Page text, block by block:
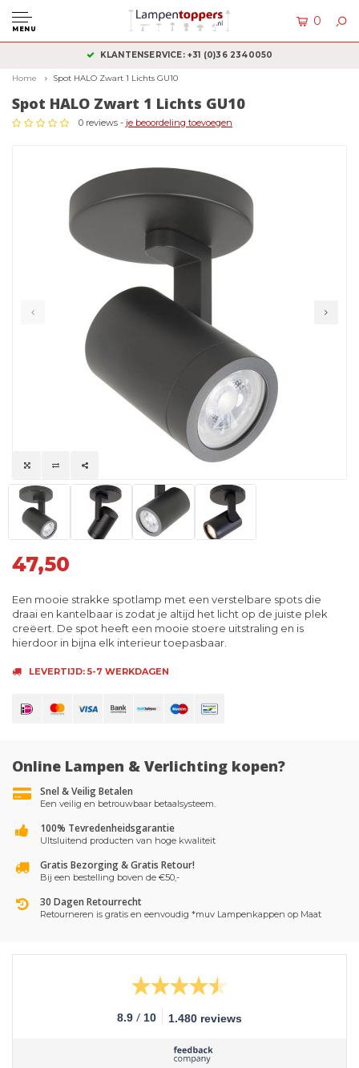
MENU
0
KLANTENSERVICE: +31 (0)36 2340050
Home Spot HALO Zwart 1 Lichts GU10
Spot HALO Zwart 1 Lichts GU10
0 reviews - je beoordeling toevoegen
47,50
Een mooie strakke spotlamp met een verstelbare spots die
draai en kantelbaar is zodat je altijd het licht op de juiste plek
creëert. De spot heeft een mooie stoere uitstraling en is
hierdoor in bijna elk interieur toepasbaar.
LEVERTIJD: 5-7 WERKDAGEN
Online Lampen & Verlichting kopen?
Snel & Veilig Betalen
Een veilig en betrouwbaar betaalsysteem.
100% Tevredenheidsgarantie
UItsluitend producten van hoge kwaliteit
Gratis Bezorging & Gratis Retour!
Bij een bestelling boven de €50,-
30 Dagen Retourrecht
Retourneren is gratis en eenvoudig *muv Lampenkappen op Maat
8.9 / 10 1.480 reviews